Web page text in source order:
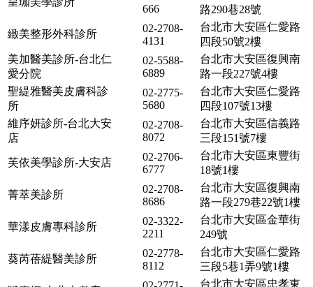
666
路290巷28號
緻美整形外科診所
02-2708-
4131
台北市大安區仁愛路
四段50號2樓
美加醫美診所-台北仁
愛分院
02-5588-
6889
台北市大安區復興南
路一段227號4樓
聖緹雅醫美皮膚科診
所
02-2775-
5680
台北市大安區仁愛路
四段107號13樓
維序妍診所-台北大安
店
02-2708-
8072
台北市大安區信義路
三段151號7樓
芙依美學診所-大安店
02-2706-
6777
台北市大安區東豐街
18號1樓
菁萃美診所
02-2708-
8686
台北市大安區復興南
路一段279巷22號1樓
華漾皮膚專科診所
02-3322-
2211
台北市大安區金華街
249號
葵芮蓓緹醫美診所
02-2778-
8112
台北市大安區仁愛路
三段5巷1弄9號1樓
台北市大安區忠孝東